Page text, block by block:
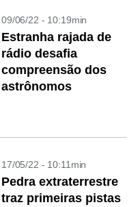
09/06/22 - 10:19min
Estranha rajada de
rádio desafia
compreensão dos
astrônomos
17/05/22 - 10:11min
Pedra extraterrestre
traz primeiras pistas